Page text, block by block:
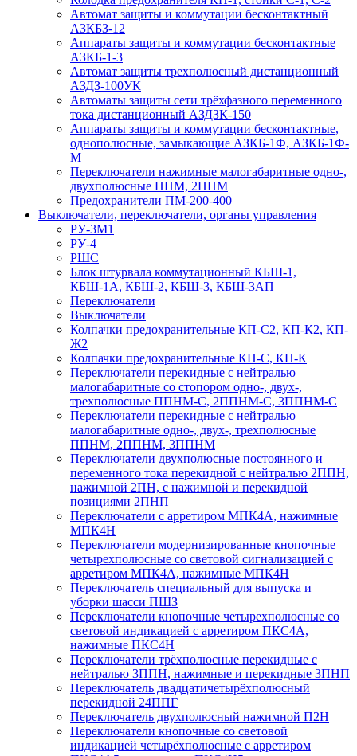
Автомат защиты и коммутации бесконтактный
АЗКБЗ-12
Аппараты защиты и коммутации бесконтактные
АЗКБ-1-3
Автомат защиты трехполюсный дистанционный
АЗДЗ-100УК
Автоматы защиты сети трёхфазного переменного
тока дистанционный АЗДЗК-150
Аппараты защиты и коммутации бесконтактные,
однополюсные, замыкающие АЗКБ-1Ф, АЗКБ-1Ф-
М
Переключатели нажимные малогабаритные одно-,
двухполюсные ПНМ, 2ПНМ
Предохранители ПМ-200-400
Выключатели, переключатели, органы управления
РУ-3М1
РУ-4
РШС
Блок штурвала коммутационный КБШ-1,
КБШ-1А, КБШ-2, КБШ-3, КБШ-3АП
Переключатели
Выключатели
Колпачки предохранительные КП-С2, КП-К2, КП-
Ж2
Колпачки предохранительные КП-С, КП-К
Переключатели перекидные с нейтралью
малогабаритные со стопором одно-, двух-,
трехполюсные ППНМ-С, 2ППНМ-С, 3ППНМ-С
Переключатели перекидные с нейтралью
малогабаритные одно-, двух-, трехполюсные
ППНМ, 2ППНМ, 3ППНМ
Переключатели двухполюсные постоянного и
переменного тока перекидной с нейтралью 2ППН,
нажимной 2ПН, с нажимной и перекидной
позициями 2ПНП
Переключатели с арретиром МПК4А, нажимные
МПК4Н
Переключатели модернизированные кнопочные
четырехполюсные со световой сигнализацией с
арретиром МПК4А, нажимные МПК4Н
Переключатель специальный для выпуска и
уборки шасси ПШЗ
Переключатели кнопочные четырехполюсные со
световой индикацией с арретиром ПКС4А,
нажимные ПКС4Н
Переключатели трёхполюсные перекидные с
нейтралью 3ППН, нажимные и перекидные 3ПНП
Переключатель двадцатичетырёхполюсный
перекидной 24ППГ
Переключатель двухполюсный нажимной П2Н
Переключатели кнопочные со световой
индикацией четырёхполюсные с арретиром